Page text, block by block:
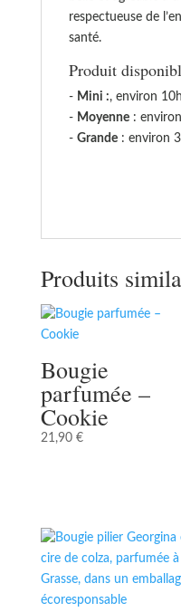
respectueuse de
santé.
Produit
- Mini :, environ
- Moyenne:
- Grande: environ
Produits
Bougie
parfumée –
Cookie
21,90 €